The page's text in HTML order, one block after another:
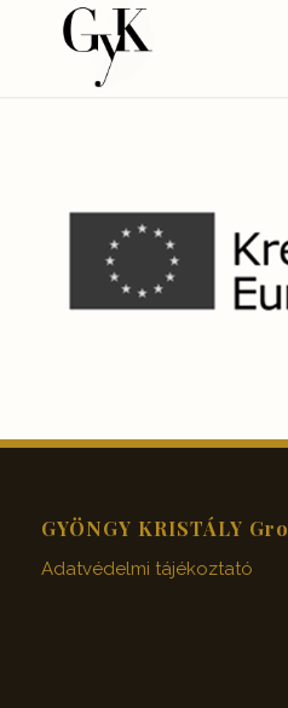
GYÖNGY KRISTÁLY
Adatvédelmi tájékoztató